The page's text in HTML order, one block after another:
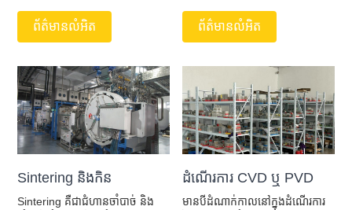
ចៃដន្យ​។ ហើយ​គេ​នឹង​ជ្រើស​រើស​យក​
គុណភាព​ដែល​មាន​លក្ខណៈ​សម្បត្តិ​
បន្ទាប់។
ព័ត៌មានលំអិត
ខុសៗគ្នា ដើម្បីរាង។ ដំណើរការនេះ
បានសំរេចនូវប្រតិបត្តិការដោយស្វ័យ
ព័ត៌មានលំអិត
Sintering និងកិន
Sintering គឺជាជំហានចាំបាច់ និង
ដំណើរការ CVD ឬ PVD
មានបីដំណាក់កាលនៅក្នុងដំណើរការ